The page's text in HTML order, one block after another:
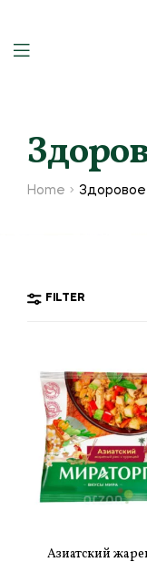
Home Здоровое
FILTER
Азиатский